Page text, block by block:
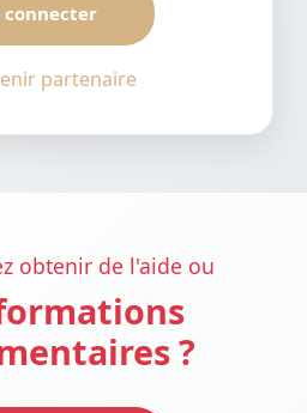
connecter
partenaire
obtenir de l'aide ou
?